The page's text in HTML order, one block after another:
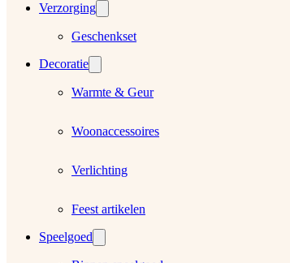
Verzorging
Geschenkset
Decoratie
Warmte & Geur
Woonaccessoires
Verlichting
Feest artikelen
Speelgoed